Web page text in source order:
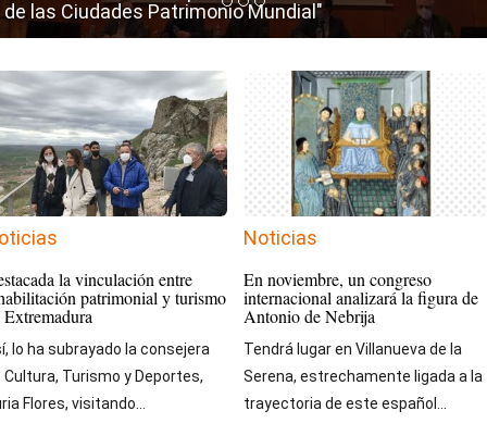
las Ciudades Patrimonio Mundial"
la vinculación entre
patrimonial y turismo
Extremadura
lo ha subrayado la consejera
Cultura, Turismo y Deportes,
Flores, visitando...
Noticias
En noviembre, un congreso
internacional analizará la figura de
Antonio de Nebrija
Tendrá lugar en Villanueva de la
Serena, estrechamente ligada a la
trayectoria de este español...